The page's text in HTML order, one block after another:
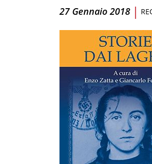
27 Gennaio 2018 |